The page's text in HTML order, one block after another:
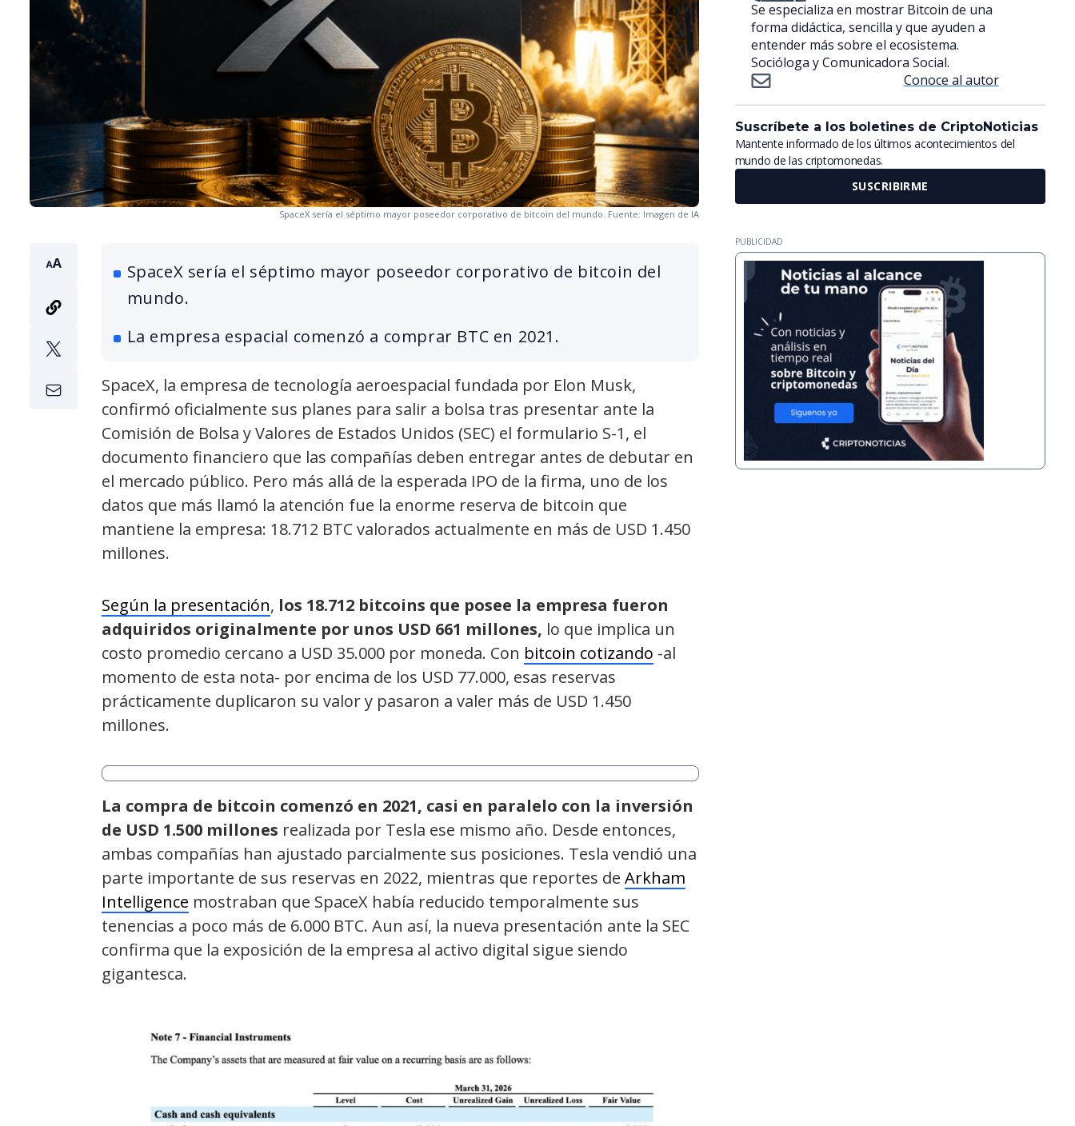
SpaceX sería el séptimo mayor poseedor corporativo de bitcoin del mundo. Fuente: Imagen de IA
SpaceX sería el séptimo mayor poseedor corporativo de bitcoin del
mundo.
La empresa espacial comenzó a comprar BTC en 2021.
SpaceX, la empresa de tecnología aeroespacial fundada por Elon Musk,
confirmó oficialmente sus planes para salir a bolsa tras presentar ante la
Comisión de Bolsa y Valores de Estados Unidos (SEC) el formulario S-1, el
documento financiero que las compañías deben entregar antes de debutar en
el mercado público. Pero más allá de la esperada IPO de la firma, uno de los
datos que más llamó la atención fue la enorme reserva de bitcoin que
mantiene la empresa: 18.712 BTC valorados actualmente en más de USD 1.450
millones.
Según la presentación, los 18.712 bitcoins que posee la empresa fueron
adquiridos originalmente por unos USD 661 millones, lo que implica un
costo promedio cercano a USD 35.000 por moneda. Con bitcoin cotizando -al
momento de esta nota- por encima de los USD 77.000, esas reservas
prácticamente duplicaron su valor y pasaron a valer más de USD 1.450
millones.
La compra de bitcoin comenzó en 2021, casi en paralelo con la inversión
de USD 1.500 millones realizada por Tesla ese mismo año. Desde entonces,
ambas compañías han ajustado parcialmente sus posiciones. Tesla vendió una
parte importante de sus reservas en 2022, mientras que reportes de Arkham
Intelligence mostraban que SpaceX había reducido temporalmente sus
tenencias a poco más de 6.000 BTC. Aun así, la nueva presentación ante la SEC
confirma que la exposición de la empresa al activo digital sigue siendo
gigantesca.
Se especializa en mostrar Bitcoin de una
forma didáctica, sencilla y que ayuden a
entender más sobre el ecosistema.
Socióloga y Comunicadora Social.
Conoce al autor
Suscríbete a los boletines de CriptoNoticias
Mantente informado de los últimos acontecimientos del
mundo de las criptomonedas.
SUSCRIBIRME
PUBLICIDAD